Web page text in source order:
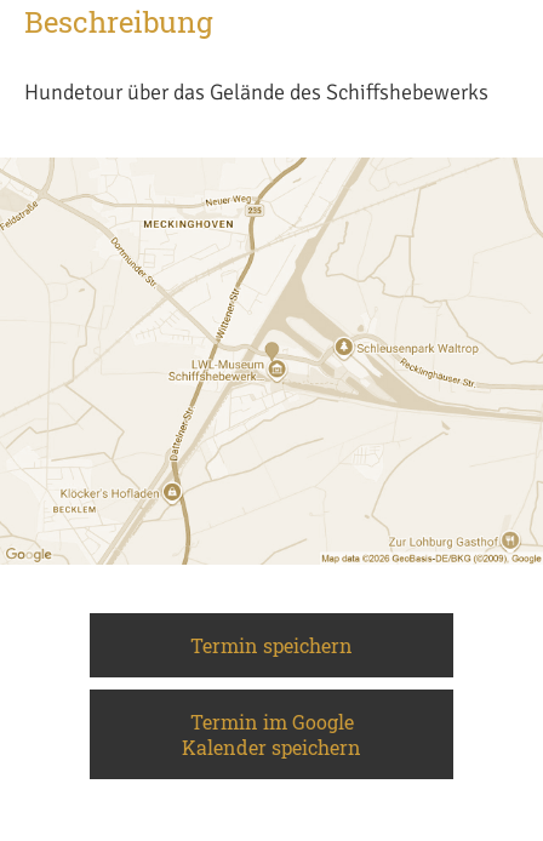
Beschreibung
Hundetour über das Gelände des Schiffshebewerks
Termin speichern
Termin im Google
Kalender speichern